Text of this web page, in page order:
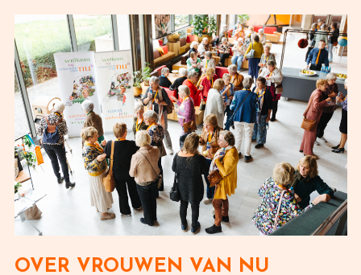
OVER VROUWEN VAN NU